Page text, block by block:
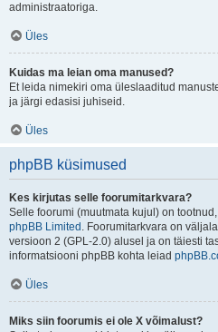
administraatoriga.
Üles
Kuidas ma leian oma manused?
Et leida nimekiri oma üleslaaditud
ja järgi edasisi juhiseid.
Üles
phpBB küsimused
Kes kirjutas selle foorumitarkvara?
Selle foorumi (muutmata kujul) on
phpBB Limited . Foorumitarkvara on
versioon 2 (GPL-2.0) alusel ja on täiesti
informatsiooni phpBB kohta leiad
Üles
Miks siin foorumis ei ole X võimalust?